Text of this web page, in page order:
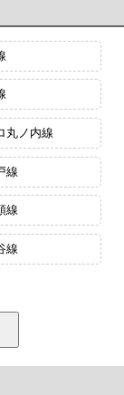
丸ノ内線
線
線
線